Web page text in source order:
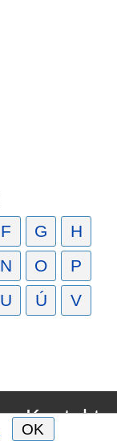
F G
H
N O
P
U Ú
V
Kontakt
OK